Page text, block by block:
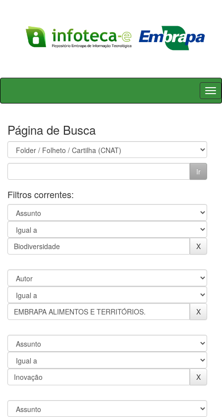
Skip
Página de Busca
Filtros correntes: